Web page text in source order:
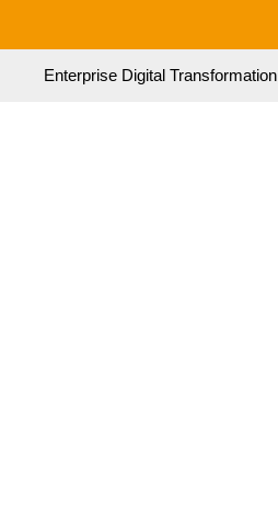
Enterprise Digital Transformation